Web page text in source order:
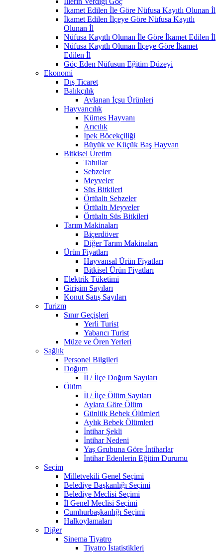
İkamet Edilen İle Göre Nüfusa Kayıtlı Olunan İl
İkamet Edilen İlçeye Göre Nüfusa Kayıtlı
Olunan İl
Nüfusa Kayıtlı Olunan İle Göre İkamet Edilen İl
Nüfusa Kayıtlı Olunan İlçeye Göre İkamet
Edilen İl
Göç Eden Nüfusun Eğitim Düzeyi
Ekonomi
Dış Ticaret
Balıkçılık
Avlanan İçsu Ürünleri
Hayvancılık
Kümes Hayvanı
Arıcılık
İpek Böcekçiliği
Büyük ve Küçük Baş Hayvan
Bitkisel Üretim
Tahıllar
Sebzeler
Meyveler
Süs Bitkileri
Örtüaltı Sebzeler
Örtüaltı Meyveler
Örtüaltı Süs Bitkileri
Tarım Makinaları
Biçerdöver
Diğer Tarım Makinaları
Ürün Fiyatları
Hayvansal Ürün Fiyatları
Bitkisel Ürün Fiyatları
Elektrik Tüketimi
Girişim Sayıları
Konut Satış Sayıları
Turizm
Sınır Geçişleri
Yerli Turist
Yabancı Turist
Müze ve Ören Yerleri
Sağlık
Personel Bilgileri
Doğum
İl / İlçe Doğum Sayıları
Ölüm
İl / İlçe Ölüm Sayıları
Aylara Göre Ölüm
Günlük Bebek Ölümleri
Aylık Bebek Ölümleri
İntihar Şekli
İntihar Nedeni
Yaş Grubuna Göre İntiharlar
İntihar Edenlerin Eğitim Durumu
Seçim
Milletvekili Genel Seçimi
Belediye Başkanlığı Seçimi
Belediye Meclisi Seçimi
İl Genel Meclisi Seçimi
Cumhurbaşkanlığı Seçimi
Halkoylamaları
Diğer
Sinema Tiyatro
Tiyatro İstatistikleri